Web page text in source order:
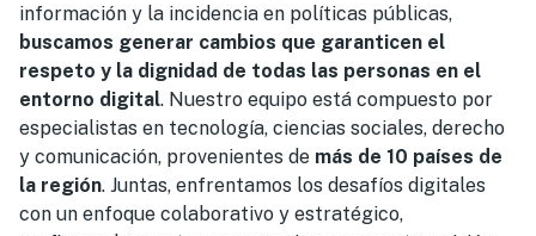
información y la incidencia en políticas públicas,
buscamos generar cambios que garanticen el
respeto y la dignidad de todas las personas en el
entorno digital. Nuestro equipo está compuesto por
especialistas en tecnología, ciencias sociales, derecho
y comunicación, provenientes de más de 10 países de
la región. Juntas, enfrentamos los desafíos digitales
con un enfoque colaborativo y estratégico,